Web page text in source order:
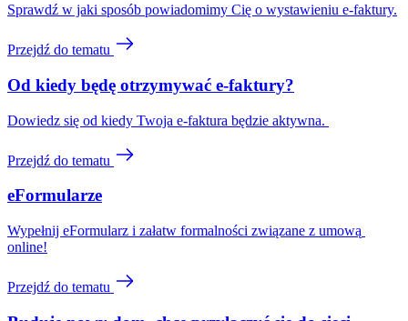
Sprawdź w jaki sposób powiadomimy Cię o wystawieniu e-faktury.
Przejdź do tematu
Od kiedy będę otrzymywać e-faktury?
Dowiedz się od kiedy Twoja e-faktura będzie aktywna.
Przejdź do tematu
eFormularze
Wypełnij eFormularz i załatw formalności związane z umową
online!
Przejdź do tematu